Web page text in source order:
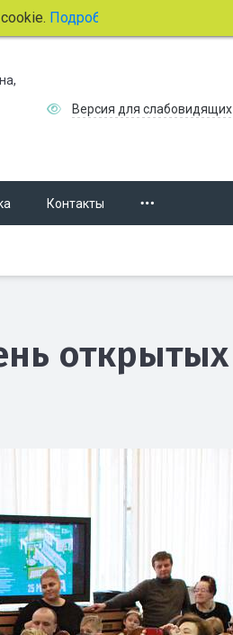
Подробнее.
Версия для слабовидящих
Контакты
открытых